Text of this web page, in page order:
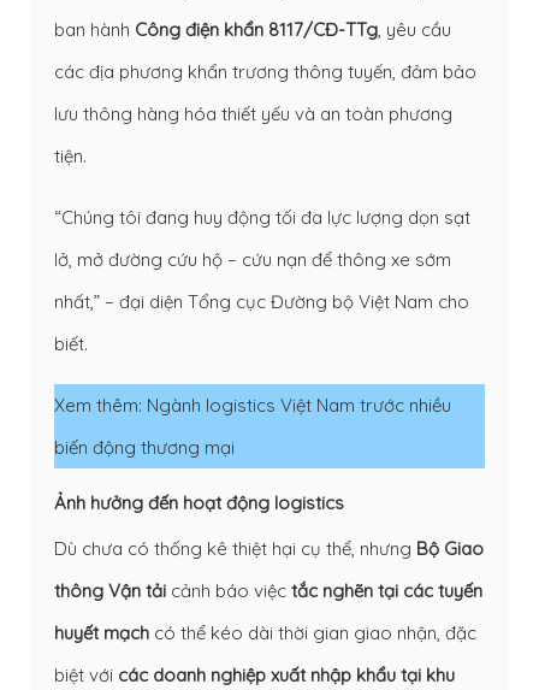
ban hành Công điện khẩn 8117/CĐ-TTg, yêu cầu
các địa phương khẩn trương thông tuyến, đảm bảo
lưu thông hàng hóa thiết yếu và an toàn phương
tiện.
“Chúng tôi đang huy động tối đa lực lượng dọn sạt
lở, mở đường cứu hộ – cứu nạn để thông xe sớm
nhất,” – đại diện Tổng cục Đường bộ Việt Nam cho
biết.
Xem thêm: Ngành logistics Việt Nam trước nhiều
biến động thương mại
Ảnh hưởng đến hoạt động logistics
Dù chưa có thống kê thiệt hại cụ thể, nhưng Bộ Giao
thông Vận tải cảnh báo việc tắc nghẽn tại các tuyến
huyết mạch có thể kéo dài thời gian giao nhận, đặc
biệt với các doanh nghiệp xuất nhập khẩu tại khu